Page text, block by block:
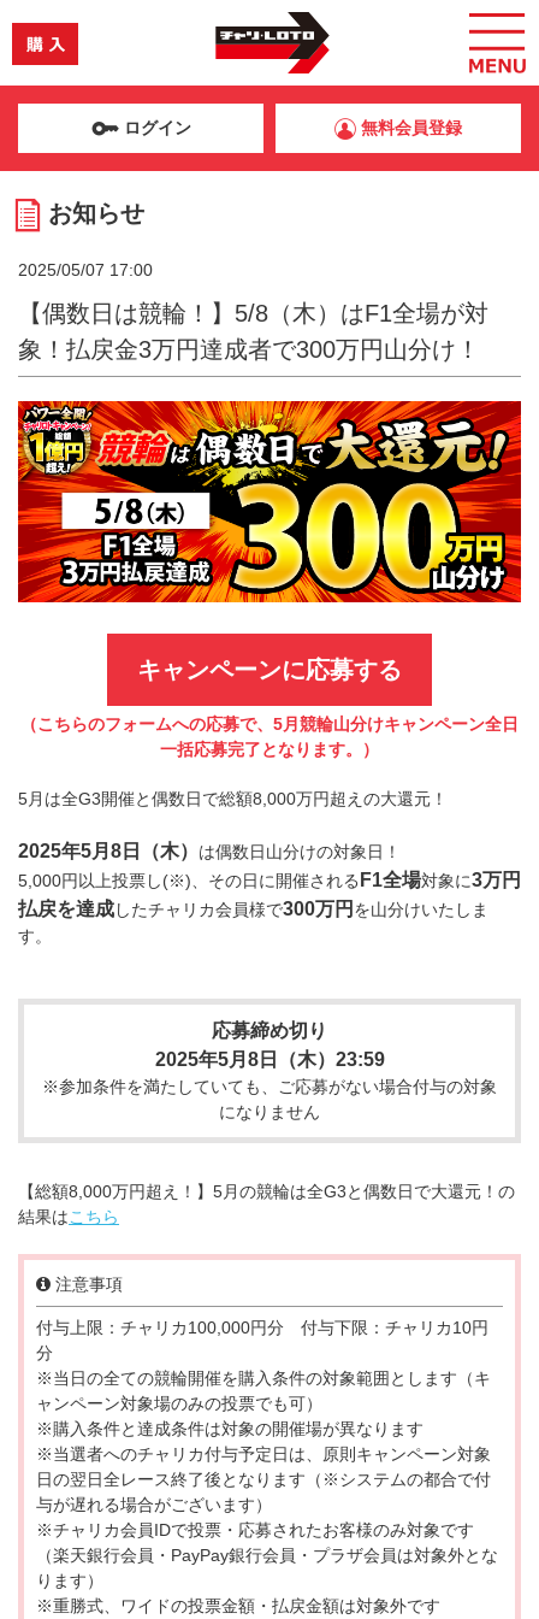
ログイン 無料会員登録
お知らせ
2025/05/07 17:00
【偶数日は競輪！】5/8（木）はF1全場が対
象！払戻金3万円達成者で300万円山分け！
キャンペーンに応募する
（こちらのフォームへの応募で、5月競輪山分けキャンペーン全日
一括応募完了となります。）
5月は全G3開催と偶数日で総額8,000万円超えの大還元！
2025年5月8日（木） は偶数日山分けの対象日！
5,000円以上投票し(※)、その日に開催される F1全場対象に3万円
払戻を達成したチャリカ会員様で300万円 を山分けいたしま
す。
応募締め切り
2025年5月8日（木）23:59
※参加条件を満たしていても、ご応募がない場合付与の対象
になりません
【総額8,000万円超え！】5月の競輪は全G3と偶数日で大還元！の
結果はこちら
注意事項
付与上限：チャリカ100,000円分 付与下限：チャリカ10円
分
※当日の全ての競輪開催を購入条件の対象範囲とします（キ
ャンペーン対象場のみの投票でも可）
※購入条件と達成条件は対象の開催場が異なります
※当選者へのチャリカ付与予定日は、原則キャンペーン対象
日の翌日全レース終了後となります（※システムの都合で付
与が遅れる場合がございます）
※チャリカ会員IDで投票・応募されたお客様のみ対象です
（楽天銀行会員・PayPay銀行会員・プラザ会員は対象外とな
ります）
※重勝式、ワイドの投票金額・払戻金額は対象外です